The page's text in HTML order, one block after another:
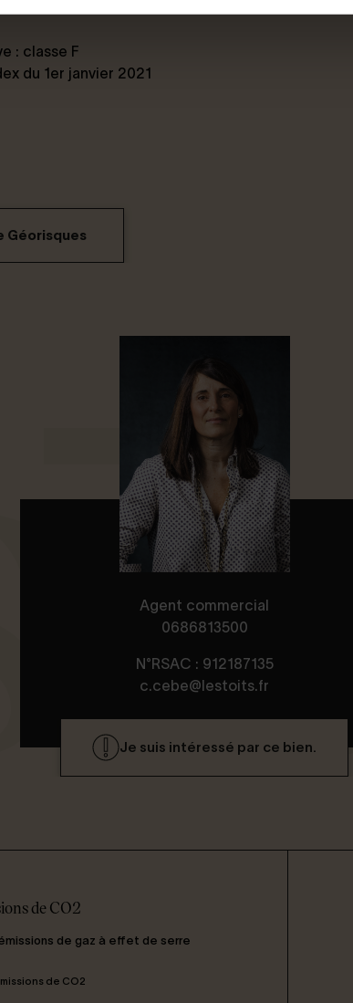
: classe F
du 1er janvier 2021
Géorisques
Agent commercial
0686813500
N°RSAC : 912187135
c.cebe@lestoits.fr
Je suis intéressé par ce bien.
de CO2
de gaz à effet de serre
de CO2